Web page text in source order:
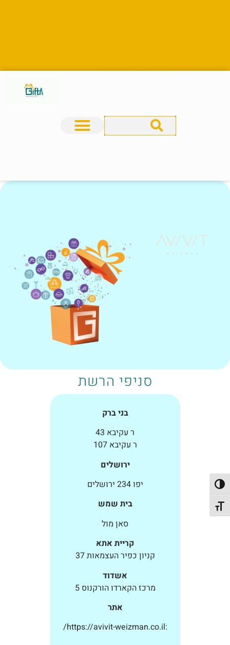
הפעל/כבה ניגודיות גבוהה
מתג גודל גופן
סניפי הרשת
בני ברק
ר עקיבא 43
ר עקיבא 107
ירושלים
יפו 234 ירושלים
בית שמש
סאן מול
קריית אתא
קניון כפיר העצמאות 37
אשדוד
מרכז הקארדו הורקנוס 5
אתר
:https://avivit-weizman.co.il/